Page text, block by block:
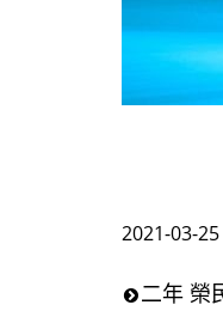
2021-03-25
二年 榮